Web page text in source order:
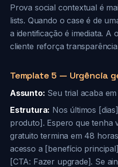
Prova social contextual é
lists. Quando o case é de
a identificação é imediata. A
cliente reforça
Template 5 — Urgência
Assunto: Seu trial acaba
Estrutura: Nos últimos
produto]. Espero que tenha
gratuito termina em 48
acesso a [benefício
[CTA: Fazer upgrade]. Se